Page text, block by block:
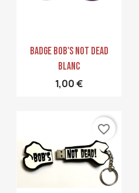
Aperçu rapide
Badge Bob's NoT Dead
Blanc
1,00 €
favorite_border